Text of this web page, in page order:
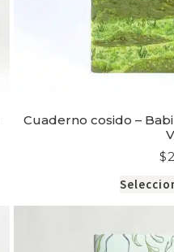
Cuaderno cosido –
$